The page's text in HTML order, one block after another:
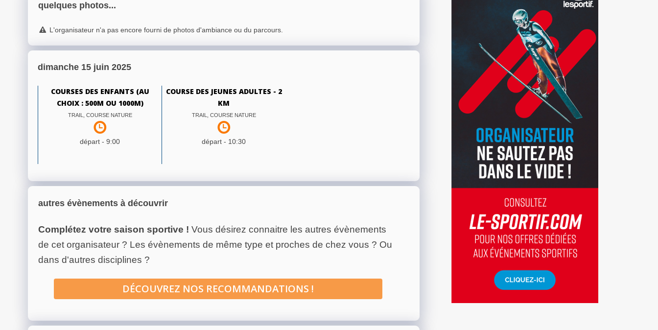
quelques photos...
L'organisateur n'a pas encore fourni de photos d'ambiance ou du parcours.
dimanche 15 juin 2025
COURSES DES ENFANTS (AU
CHOIX : 500M OU 1000M)
TRAIL, COURSE NATURE
départ - 9:00
COURSE DES JEUNES ADULTES - 2
KM
TRAIL, COURSE NATURE
départ - 10:30
autres évènements à découvrir
Complétez votre saison sportive ! Vous désirez connaitre les autres évènements
de cet organisateur ? Les évènements de même type et proches de chez vous ? Ou
dans d'autres disciplines ?
DÉCOUVREZ NOS RECOMMANDATIONS !